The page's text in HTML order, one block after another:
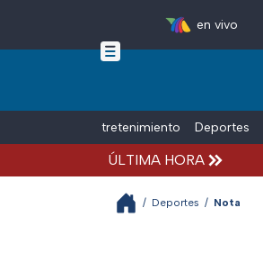
Skip to main content
en vivo
Entretenimiento Deportes
ÚLTIMA HORA
/ Deportes / Nota